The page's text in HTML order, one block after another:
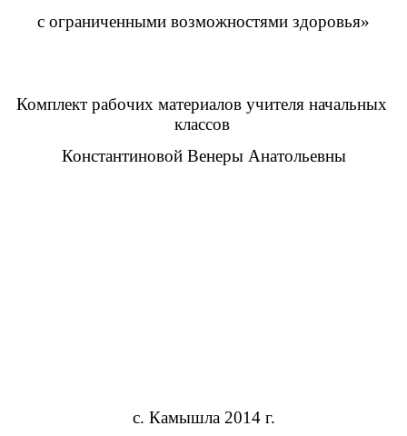
с ограниченными возможностями здоровья»
Комплект рабочих материалов учителя начальных
классов
Константиновой Венеры Анатольевны
с. Камышла 2014 г.